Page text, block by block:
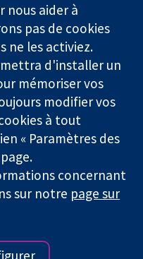
Qui sommes-
nous
Offres
d'emploi
Library
caritative (n°
limitée par garantie (n°
au Pays de Galles. Numéro
|Politique de
cookies
nous aider à
pas de cookies
ne les activiez.
d'installer un
mémoriser vos
modifier vos
à tout
« Paramètres des
concernant
sur notre page sur